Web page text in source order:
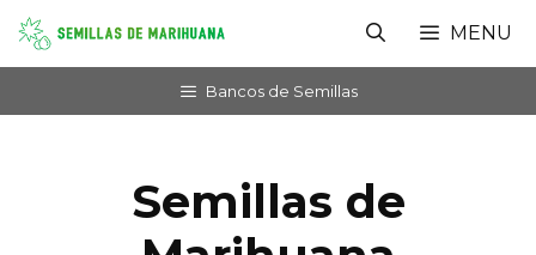
Saltar
contenido
MENU
Bancos de Semillas
Semillas de